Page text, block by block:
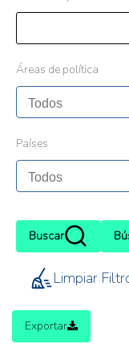
Áreas de política
Países
Buscar
Limpiar
Exportar